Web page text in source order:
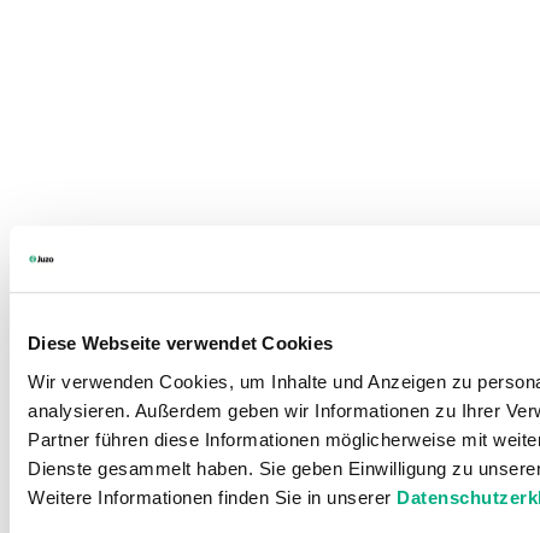
Diese Webseite verwendet Cookies
Wir verwenden Cookies, um Inhalte und Anzeigen zu
analysieren. Außerdem geben wir Informationen zu Ihrer
Partner führen diese Informationen möglicherweise mit
Dienste gesammelt haben. Sie geben Einwilligung zu
Weitere Informationen finden Sie in unserer